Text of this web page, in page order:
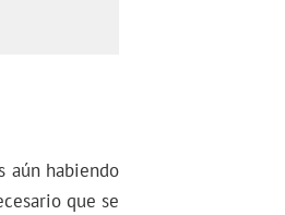
aún habiendo
que se